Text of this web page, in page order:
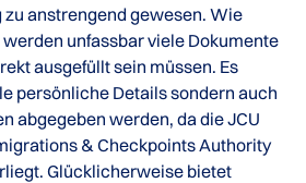
anstrengend gewesen. Wie
unfassbar viele Dokumente
ausgefüllt sein müssen. Es
persönliche Details sondern auch
abgegeben werden, da die JCU
& Checkpoints Authority
Glücklicherweise bietet